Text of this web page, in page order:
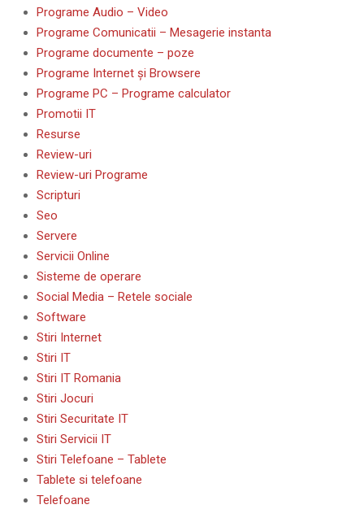
Programe Audio – Video
Programe Comunicatii – Mesagerie instanta
Programe documente – poze
Programe Internet și Browsere
Programe PC – Programe calculator
Promotii IT
Resurse
Review-uri
Review-uri Programe
Scripturi
Seo
Servere
Servicii Online
Sisteme de operare
Social Media – Retele sociale
Software
Stiri Internet
Stiri IT
Stiri IT Romania
Stiri Jocuri
Stiri Securitate IT
Stiri Servicii IT
Stiri Telefoane – Tablete
Tablete si telefoane
Telefoane